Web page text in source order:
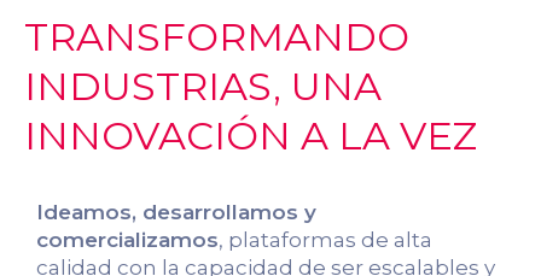
TRANSFORMANDO
INDUSTRIAS, UNA
INNOVACIÓN A LA VEZ
Ideamos, desarrollamos y
comercializamos, plataformas de alta
calidad con la capacidad de ser escalables y